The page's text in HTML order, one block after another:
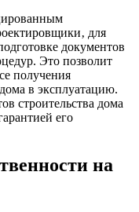
для
документов
Это позволит
получения
в эксплуатацию.
строительства дома
его
на